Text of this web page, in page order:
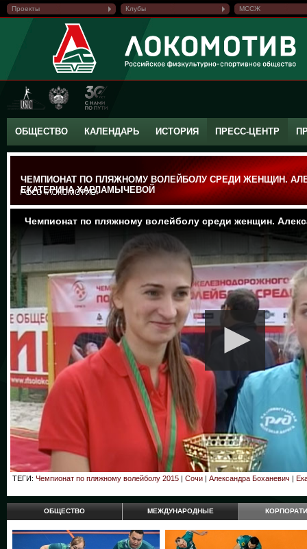
Проекты Клубы МССЖ
ОБЩЕСТВО КАЛЕНДАРЬ ИСТОРИЯ ПРЕСС-ЦЕНТР
ЧЕМПИОНАТ ПО ПЛЯЖНОМУ ВОЛЕЙБОЛУ СРЕДИ ЖЕНЩИН.
ЕКАТЕРИНА ХАРЛАМЫЧЕВОЙ
ТЕГИ: Чемпионат по пляжному волейболу 2015 | Сочи | Александра Боханевич |
ОБЩЕСТВО МЕЖДУНАРОДНЫЕ